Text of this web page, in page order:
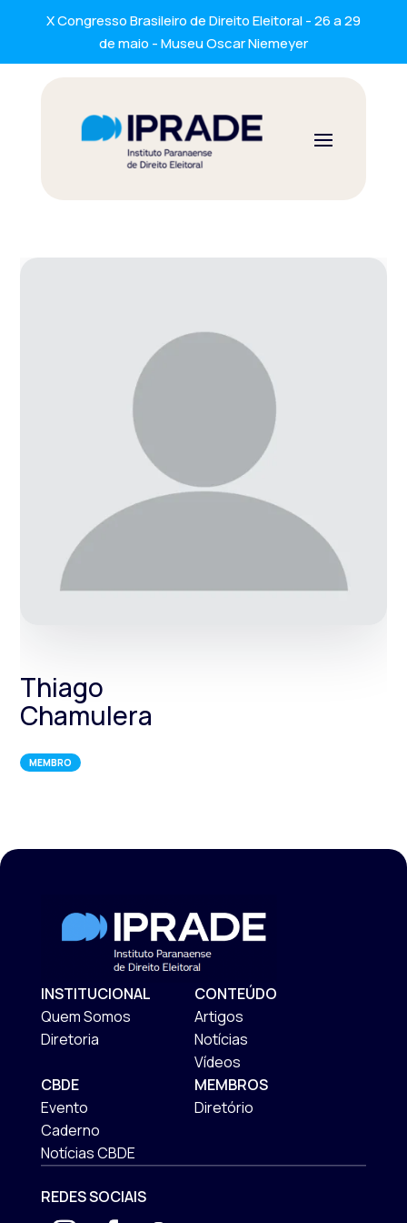
X Congresso Brasileiro de Direito Eleitoral - 26 a 29
de maio - Museu Oscar Niemeyer
Thiago
Chamulera
MEMBRO
INSTITUCIONAL
Quem Somos
Diretoria
CONTEÚDO
Artigos
Notícias
Vídeos
CBDE
Evento
Caderno
Notícias CBDE
MEMBROS
Diretório
REDES SOCIAIS